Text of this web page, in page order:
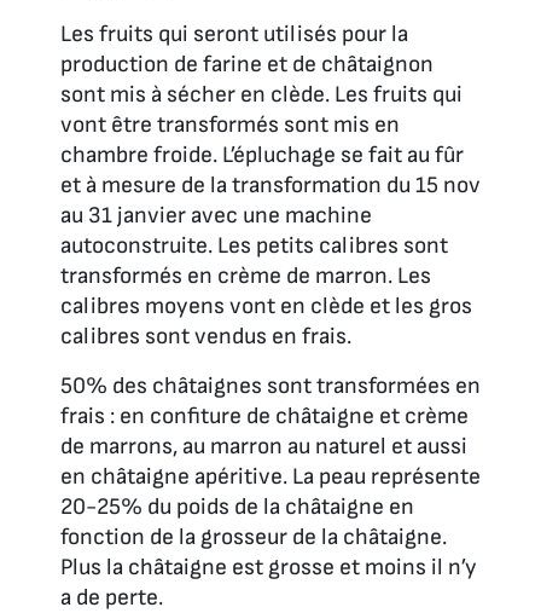
Les fruits qui seront utilisés pour la
production de farine et de châtaignon
sont mis à sécher en clède. Les fruits qui
vont être transformés sont mis en
chambre froide. L’épluchage se fait au fûr
et à mesure de la transformation du 15 nov
au 31 janvier avec une machine
autoconstruite. Les petits calibres sont
transformés en crème de marron. Les
calibres moyens vont en clède et les gros
calibres sont vendus en frais.
50% des châtaignes sont transformées en
frais : en confiture de châtaigne et crème
de marrons, au marron au naturel et aussi
en châtaigne apéritive. La peau représente
20-25% du poids de la châtaigne en
fonction de la grosseur de la châtaigne.
Plus la châtaigne est grosse et moins il n’y
a de perte.